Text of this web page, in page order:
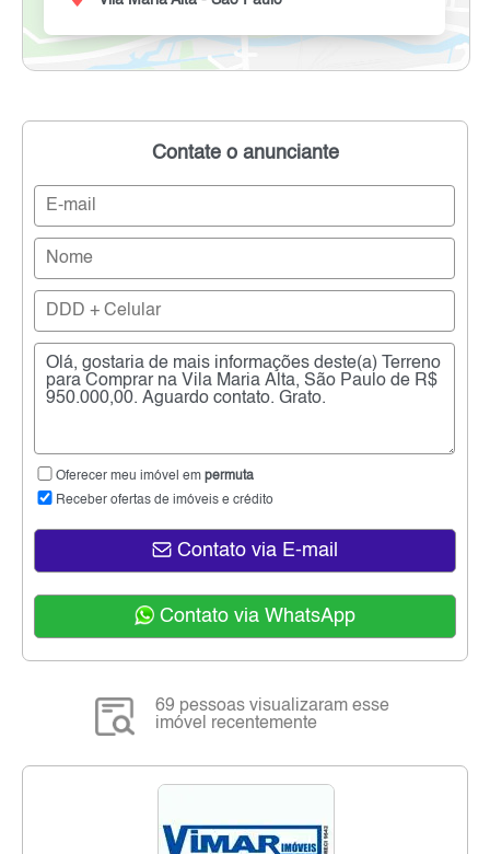
Contate o anunciante
Oferecer meu imóvel em permuta
Receber ofertas de imóveis e crédito
Contato via E-mail
Contato via WhatsApp
69 pessoas visualizaram esse
imóvel recentemente